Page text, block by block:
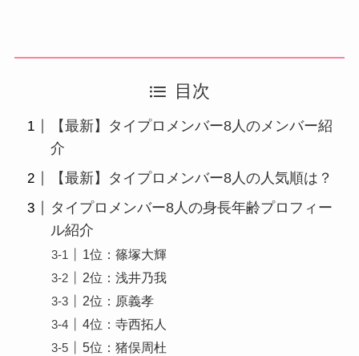
目次
【最新】タイプロメンバー8人のメンバー紹
介
【最新】タイプロメンバー8人の人気順は？
タイプロメンバー8人の身長年齢プロフィー
ル紹介
1位：篠塚大輝
2位：浅井乃我
2位：原義孝
4位：寺西拓人
5位：猪俣周杜